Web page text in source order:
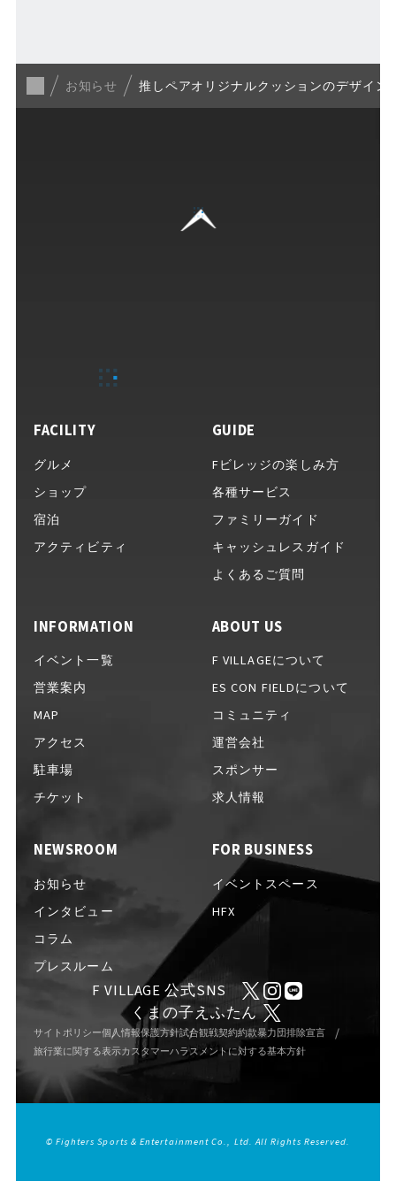
各種サービス
イベントをお考えの方へ
完全キャッシュレスガイド
Fビレッジ公式アプリ
GOODS
EVENTS イベント一覧
NEWS お知らせ
INTERVIEW インタビュー
COLUMNS コラム
FAQ よくある質問
お知らせ 推しペアオリジナルクッションのデザイン
FACILITY
グルメ
ショップ
宿泊
アクティビティ
INFORMATION
イベント一覧
営業案内
MAP
アクセス
駐車場
チケット
GUIDE
Fビレッジの楽しみ方
各種サービス
ファミリーガイド
キャッシュレスガイド
よくあるご質問
NEWSROOM
お知らせ
インタビュー
コラム
プレスルーム
ABOUT US
F VILLAGEについて
ES CON FIELDについて
コミュニティ
運営会社
スポンサー
求人情報
FOR BUSINESS
イベントスペース
HFX
F VILLAGE 公式SNS
くまの子えふたん
サイトポリシー個人情報保護方針試合観戦契約約款暴力団排除宣言
旅行業に関する表示カスタマーハラスメントに対する基本方針
© Fighters Sports & Entertainment Co., Ltd. All Rights Reserved.